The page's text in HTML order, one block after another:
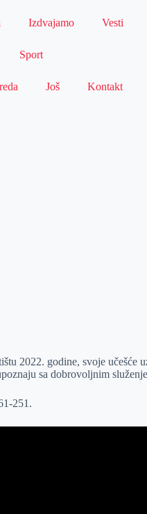
Izdvajamo Vesti
Sport
Još Kontakt
2022. godine, svoje učešće
sa dobrovoljnim
251.